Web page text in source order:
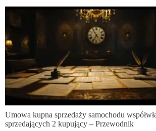
Umowa kupna sprzedaży samochodu
sprzedających 2 kupujący – Przewodnik